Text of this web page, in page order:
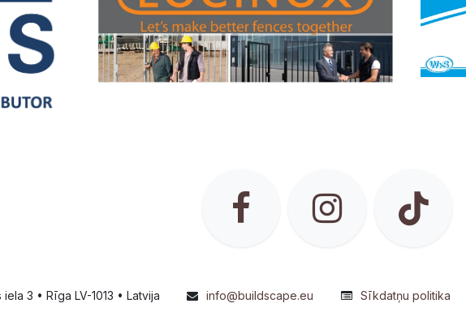
3 • Rīga LV-1013 • Latvija info@buildscape.eu Sīkdatņu politika